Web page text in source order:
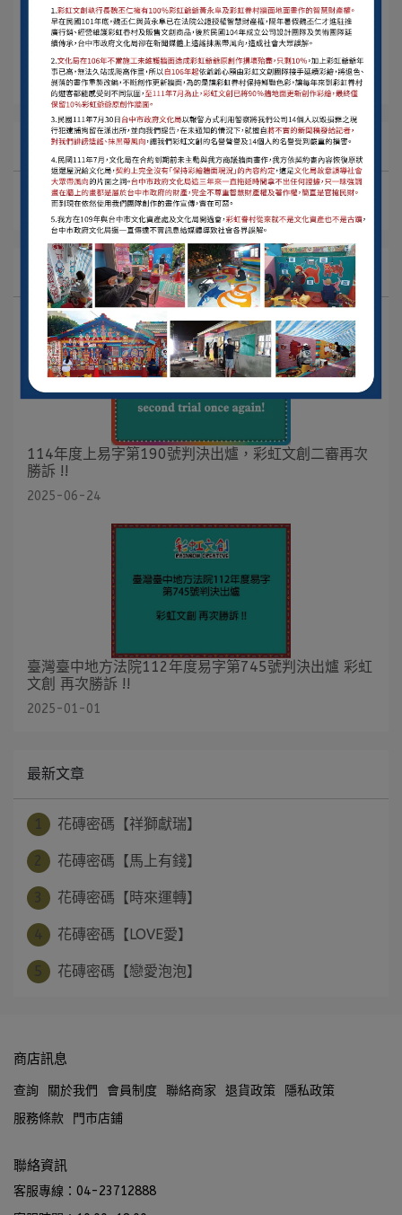
彩虹密碼
彩虹文創大小事 ! NEWS !
活動消息
文章分類
彩虹文創 彩虹眷村 彩虹文創草悟道店 彩虹密碼
彩虹文創大小事 ! NEWS !
114年度上易字第190號判決出爐，彩虹文創二審再次
勝訴 !!
2025-06-24
臺灣臺中地方法院112年度易字第745號判決出爐 彩虹
文創 再次勝訴 !!
2025-01-01
最新文章
花磚密碼【祥獅獻瑞】
花磚密碼【馬上有錢】
花磚密碼【時來運轉】
花磚密碼【LOVE愛】
花磚密碼【戀愛泡泡】
商店訊息
查詢 關於我們 會員制度 聯絡商家 退貨政策
隱私政策
服務條款
門市店鋪
聯絡資訊
客服專線：04-23712888